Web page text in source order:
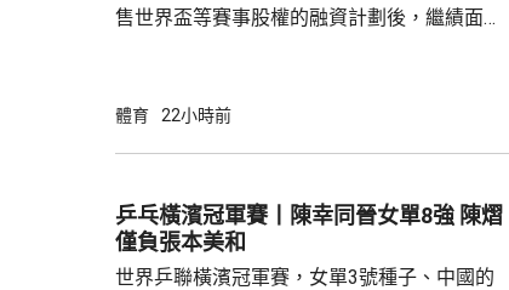
售世界盃等賽事股權的融資計劃後，繼績面臨
歉；國際足協會後發聲明，重申全力支持恩芬
諾會確保類似事件不再發生。 歐洲足協表示，
恩芬天奴作出道歉，改變不了他們抵制世界盃
等國際足協相關賽事的立場，他們對恩芬...
體育 22小時前
乒乓橫濱冠軍賽丨陳幸同晉女單8強 陳熠
僅負張本美和
世界乒聯橫濱冠軍賽，女單3號種子、中國的